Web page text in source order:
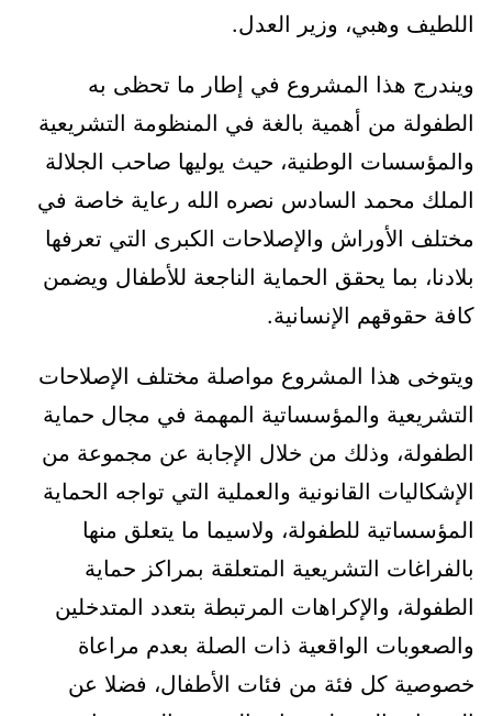
اللطيف وهبي، وزير العدل.
ويندرج هذا المشروع في إطار ما تحظى به
الطفولة من أهمية بالغة في المنظومة التشريعية
والمؤسسات الوطنية، حيث يوليها صاحب الجلالة
الملك محمد السادس نصره الله رعاية خاصة في
مختلف الأوراش والإصلاحات الكبرى التي تعرفها
بلادنا، بما يحقق الحماية الناجعة للأطفال ويضمن
كافة حقوقهم الإنسانية.
ويتوخى هذا المشروع مواصلة مختلف الإصلاحات
التشريعية والمؤسساتية المهمة في مجال حماية
الطفولة، وذلك من خلال الإجابة عن مجموعة من
الإشكاليات القانونية والعملية التي تواجه الحماية
المؤسساتية للطفولة، ولاسيما ما يتعلق منها
بالفراغات التشريعية المتعلقة بمراكز حماية
الطفولة، والإكراهات المرتبطة بتعدد المتدخلين
والصعوبات الواقعية ذات الصلة بعدم مراعاة
خصوصية كل فئة من فئات الأطفال، فضلا عن